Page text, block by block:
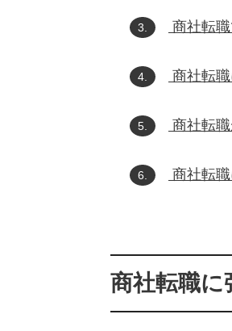
3. 商社転
4. 商社転
5. 商社転
6. 商社転
商社転職に